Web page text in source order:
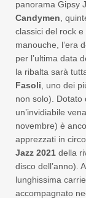
panorama Gipsy
Candymen ,
classici del rock
manouche, l’era
per l’ultima data
la ribalta sarà
Fasoli , uno dei
non solo). Dotato
un’invidiabile
novembre) è
apprezzati in
Jazz 2021 della
disco dell’anno).
lunghissima
accompagnato